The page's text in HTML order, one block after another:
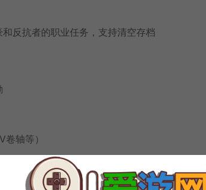
反抗者的职业任务，支持清空存档
轴等）